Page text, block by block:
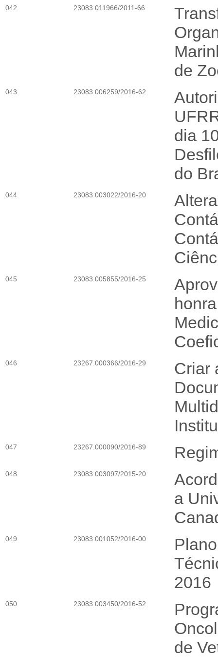
042 23083.011966/2011-66
de
043 23083.006259/2016-62
dia
do
044 23083.003022/2016-20
045 23083.005855/2016-25
046 23267.000366/2016-29
Criar
047 23267.000090/2016-89
048 23083.003097/2015-20
a
049 23083.001052/2016-00
2016
050 23083.003450/2016-52
de